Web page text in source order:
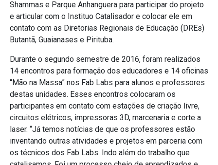
Shammas e Parque Anhanguera para participar do projeto
e articular com o Instituo Catalisador e colocar ele em
contato com as Diretorias Regionais de Educação (DREs)
Butantã, Guaianases e Pirituba.
Durante o segundo semestre de 2016, foram realizados
14 encontros para formação dos educadores e 14 oficinas
“Mão na Massa” nos Fab Labs para alunos e professores
destas unidades. Esses encontros colocaram os
participantes em contato com estações de criação livre,
circuitos elétricos, impressoras 3D, marcenaria e corte a
laser. “Já temos notícias de que os professores estão
inventando outras atividades e projetos em parceria com
os técnicos dos Fab Labs. Indo além do trabalho que